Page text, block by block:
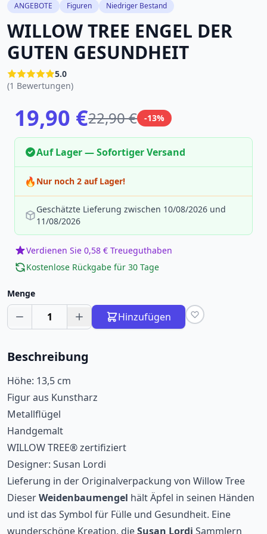
ANGEBOTE Figuren Niedriger Bestand
WILLOW TREE ENGEL DER
GUTEN GESUNDHEIT
5.0
(1 Bewertungen)
19,90 €22,90 € -13%
Auf Lager — Sofortiger Versand
🔥 Nur noch 2 auf Lager!
Geschätzte Lieferung zwischen 10/08/2026 und
11/08/2026
Verdienen Sie 0,58 € Treueguthaben
Kostenlose Rückgabe für 30 Tage
Menge
1 Hinzufügen
Beschreibung
Höhe: 13,5 cm
Figur aus Kunstharz
Metallflügel
Handgemalt
WILLOW TREE® zertifiziert
Designer: Susan Lordi
Lieferung in der Originalverpackung von Willow Tree
DieserWeidenbaumengel hält Äpfel in seinen Händen
und ist das Symbol für Fülle und Gesundheit. Eine
wunderschöne Kreation, dieSusan Lordi Sammlern